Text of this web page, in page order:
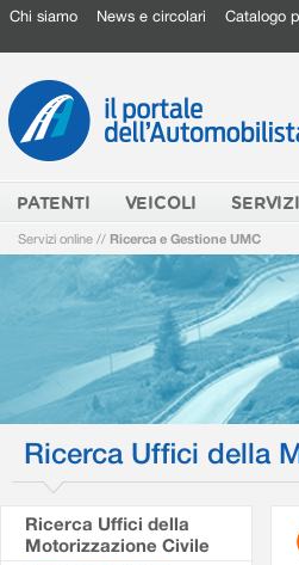
Chi siamo News e circolari Catalogo
PATENTI VEICOLI
Servizi online // Ricerca e Gestione UMC
Ricerca Uffici della
Ricerca Uffici della
Motorizzazione Civile